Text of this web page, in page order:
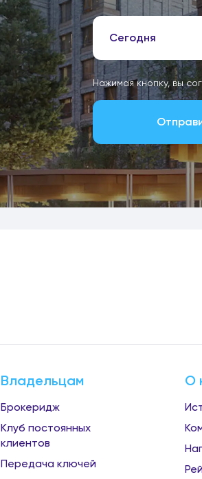
Сегодня
Нажимая кнопку, вы
Владельцам
Брокеридж
Клуб постоянных
клиентов
Передача ключей
О